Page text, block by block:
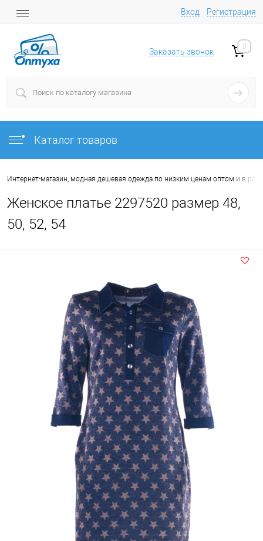
Вход Регистрация
Заказать звонок
0
Каталог товаров
Интернет-магазин, модная дешевая одежда по низким ценам оптом и в
Женское платье 2297520 размер 48,
50, 52, 54